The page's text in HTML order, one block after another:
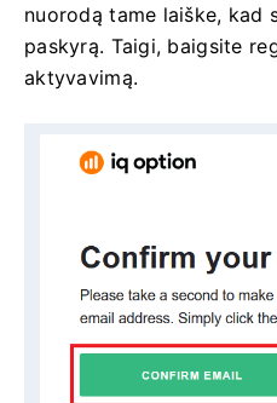
nuorodą tame laiške, kad
paskyrą. Taigi, baigsite
aktyvavimą.